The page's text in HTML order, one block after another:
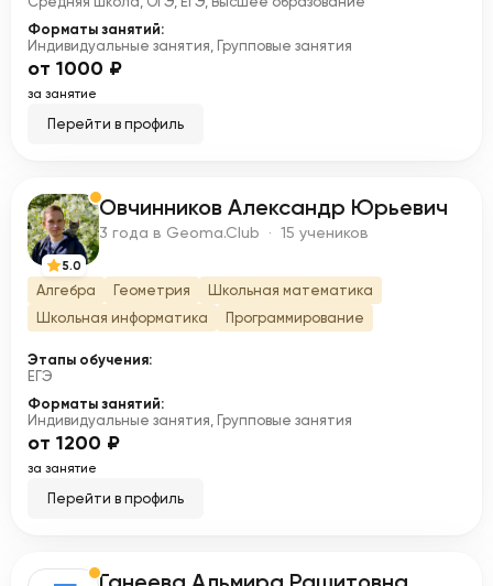
Форматы занятий:
Индивидуальные занятия, Групповые занятия
от 1000 ₽
за занятие
Перейти в профиль
О
5.0
Овчинников Александр Юрьевич
3 года в Geoma.Club · 15 учеников
Алгебра Геометрия
Школьная математика
Школьная информатика
Программирование
Этапы обучения:
ЕГЭ
Форматы занятий:
Индивидуальные занятия, Групповые занятия
от 1200 ₽
за занятие
Перейти в профиль